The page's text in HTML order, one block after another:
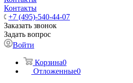
Контакты
+7 (495)-540-44-07
Заказать звонок
Задать вопрос
Войти
Корзина0
Отложенные0